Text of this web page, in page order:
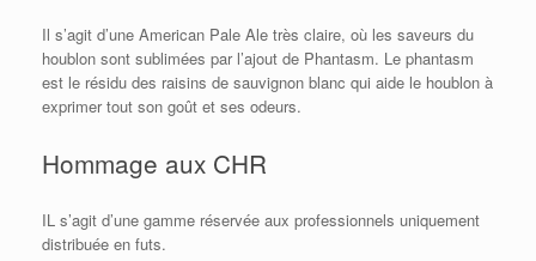
Il s’agit d’une American Pale Ale très claire, où les saveurs du
houblon sont sublimées par l’ajout de Phantasm. Le phantasm
est le résidu des raisins de sauvignon blanc qui aide le houblon à
exprimer tout son goût et ses odeurs.
Hommage aux CHR
IL s’agit d’une gamme réservée aux professionnels uniquement
distribuée en futs.